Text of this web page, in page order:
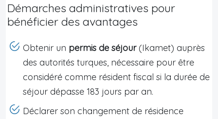
Démarches administratives pour
bénéficier des avantages
Obtenir un permis de séjour(Ikamet) auprès
des autorités turques, nécessaire pour être
considéré comme résident fiscal si la durée de
séjour dépasse 183 jours par an.
Déclarer son changement de résidence